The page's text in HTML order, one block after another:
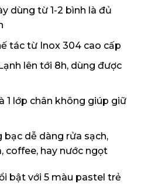
dùng từ 1-2 bình là đủ
tác từ Inox 304 cao cấp
lên tới 8h, dùng được
1 lớp chân không giúp giữ
bạc dễ dàng rửa sạch,
coffee, hay nước ngọt
bật với 5 màu pastel trẻ